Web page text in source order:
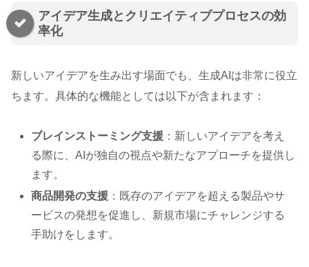
アイデア生成とクリエイティブプロセスの効
率化
新しいアイデアを生み出す場面でも、生成AIは非常に役立
ちます。具体的な機能としては以下が含まれます：
ブレインストーミング支援 ：新しいアイデアを考え
る際に、AIが独自の視点や新たなアプローチを提供し
ます。
商品開発の支援 ：既存のアイデアを超える製品やサ
ービスの発想を促進し、新規市場にチャレンジする
手助けをします。